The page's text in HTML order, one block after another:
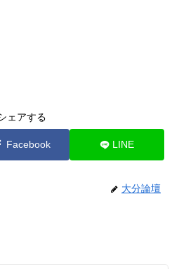
ェアする
Facebook LINE
大分論壇